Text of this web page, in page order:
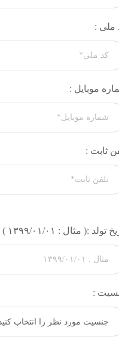
ملی :
موبایل :
ثابت :
تولد :( مثال : ۱۳۹۹/۰۱/۰۱ )
: